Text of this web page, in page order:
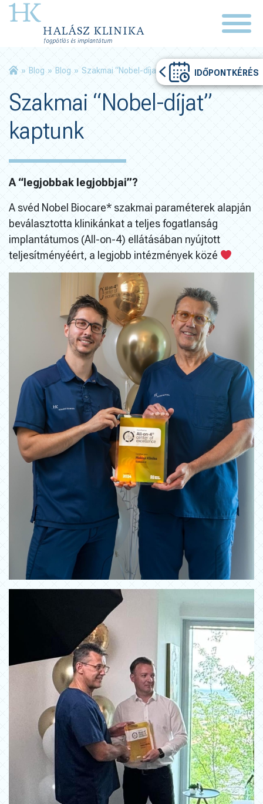
IDŐPONTKÉRÉS
» Blog » Blog » Szakmai “Nobel-díjat” kaptunk
Szakmai “Nobel-díjat”
kaptunk
A “legjobbak legjobbjai”?
A svéd Nobel Biocare* szakmai paraméterek alapján
beválasztotta klinikánkat a teljes fogatlanság
implantátumos (All-on-4) ellátásában nyújtott
teljesítményéért, a legjobb intézmények közé